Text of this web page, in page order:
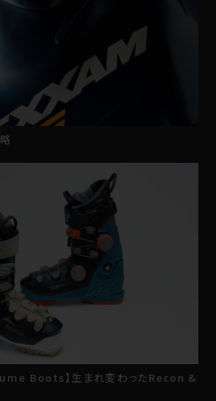
Boots】生まれ変わったRecon &